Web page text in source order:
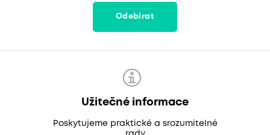
Odebírat
Užitečné informace
Poskytujeme praktické a srozumitelné
rady